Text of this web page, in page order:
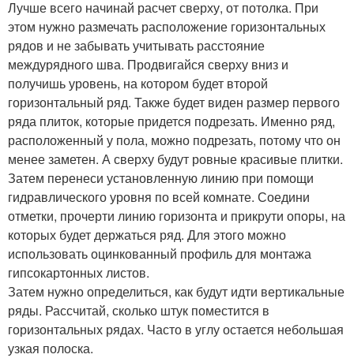
Лучше всего начинай расчет сверху, от потолка. При
этом нужно размечать расположение горизонтальных
рядов и не забывать учитывать расстояние
междурядного шва. Продвигайся сверху вниз и
получишь уровень, на котором будет второй
горизонтальный ряд. Также будет виден размер первого
ряда плиток, которые придется подрезать. Именно ряд,
расположенный у пола, можно подрезать, потому что он
менее заметен. А сверху будут ровные красивые плитки.
Затем перенеси установленную линию при помощи
гидравлического уровня по всей комнате. Соедини
отметки, прочерти линию горизонта и прикрути опоры, на
которых будет держаться ряд. Для этого можно
использовать оцинкованный профиль для монтажа
гипсокартонных листов.
Затем нужно определиться, как будут идти вертикальные
ряды. Рассчитай, сколько штук поместится в
горизонтальных рядах. Часто в углу остается небольшая
узкая полоска.